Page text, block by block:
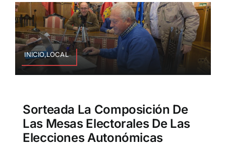
INICIO,LOCAL
Sorteada La Composición De
Las Mesas Electorales De Las
Elecciones Autonómicas